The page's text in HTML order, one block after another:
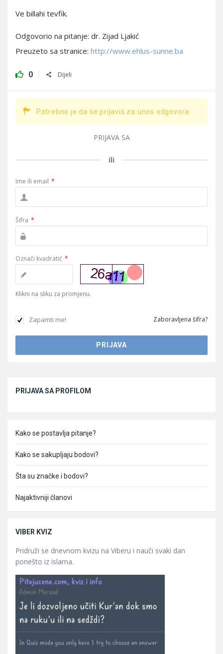
Ve billahi tevfik.
Odgovorio na pitanje: dr. Zijad Ljakić
Preuzeto sa stranice: http://www.ehlus-sunne.ba
0 Dijeli
Potrebno je da se prijaviš za unos odgovora.
PRIJAVA SA
ili
Ime ili email *
Šifra *
Označi kvadratić *
Klikni na sliku za promjenu.
Zapamti me! Zaboravljena šifra?
PRIJAVA SA PROFILOM
Kako se postavlja pitanje?
Kako se sakupljaju bodovi?
Šta su značke i bodovi?
Najaktivniji članovi
VIBER KVIZ
Pridruži se dnevnom kvizu na Viberu i nauči svaki dan
ponešto iz islama.